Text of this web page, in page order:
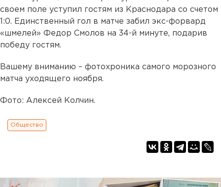
своем поле уступил гостям из Краснодара со счетом
1:0. Единственный гол в матче забил экс-форвард
«шмелей» Федор Смолов на 34-й минуте, подарив
победу гостям.
Вашему вниманию – фотохроника самого морозного
матча уходящего ноября.
Фото: Алексей Колчин.
Общество